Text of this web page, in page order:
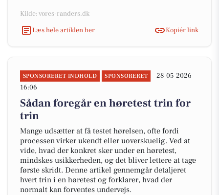
Kilde: vores-randers.dk
Læs hele artiklen her
Kopiér link
SPONSORERET INDHOLD SPONSORERET
28-05-2026
16:06
Sådan foregår en høretest trin for
trin
Mange udsætter at få testet hørelsen, ofte fordi
processen virker ukendt eller uoverskuelig. Ved at
vide, hvad der konkret sker under en høretest,
mindskes usikkerheden, og det bliver lettere at tage
første skridt. Denne artikel gennemgår detaljeret
hvert trin i en høretest og forklarer, hvad der
normalt kan forventes undervejs.